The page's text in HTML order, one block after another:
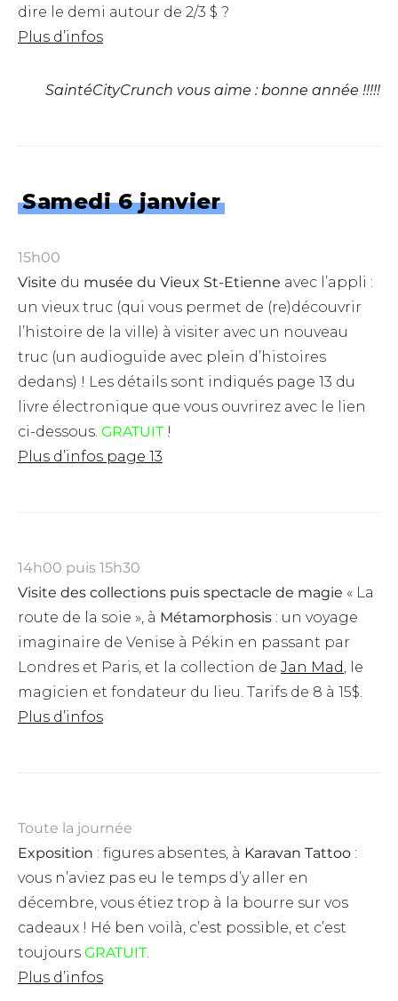
dire le demi autour de 2/3 $ ?
Plus d’infos
SaintéCityCrunch vous aime : bonne année !!!!!
Samedi 6 janvier
15h00
Visite du musée du Vieux St-Etienne avec l’appli :
un vieux truc (qui vous permet de (re)découvrir
l’histoire de la ville) à visiter avec un nouveau
truc (un audioguide avec plein d’histoires
dedans) ! Les détails sont indiqués page 13 du
livre électronique que vous ouvrirez avec le lien
ci-dessous. GRATUIT!
Plus d’infos page 13
14h00 puis 15h30
Visite des collections puis spectacle de magie « La
route de la soie », à Métamorphosis : un voyage
imaginaire de Venise à Pékin en passant par
Londres et Paris, et la collection de Jan Mad
, le
magicien et fondateur du lieu. Tarifs de 8 à 15$.
Plus d’infos
Toute la journée
Exposition : figures absentes, à Karavan Tattoo :
vous n’aviez pas eu le temps d’y aller en
décembre, vous étiez trop à la bourre sur vos
cadeaux ! Hé ben voilà, c’est possible, et c’est
toujours GRATUIT.
Plus d’infos